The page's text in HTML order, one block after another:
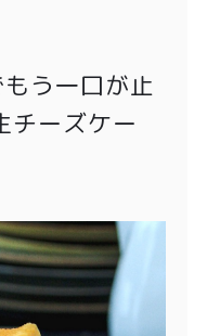
う一口が止
チーズケー